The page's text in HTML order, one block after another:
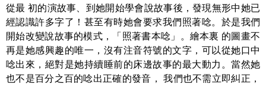
從最 初的演故事、到她開始學會說故事後，發現無形中她已
經認識許多字了！甚至有時她會要求我們照著唸。於是我們
開始改變說故事的模式，「照著書本唸」。繪本裏 的圖畫不
再是她感興趣的唯一，沒有注音符號的文字，可以從她口中
唸出來，絕對是她持續睡前的床邊故事的最大動力。當然她
也不是百分之百的唸出正確的發音， 我們也不需立即糾正，